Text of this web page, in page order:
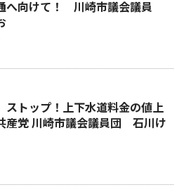
へ向けて！ 川崎市議会議員
トップ！上下水道料金の値上
党 川崎市議会議員団 石川け